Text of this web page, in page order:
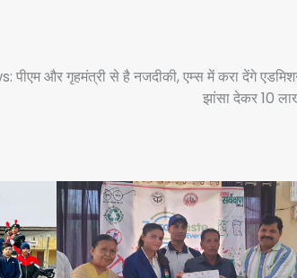
पीएम और गृहमंत्री से है नजदीकी, एम्स में करा देंगे
झांसा देकर 10